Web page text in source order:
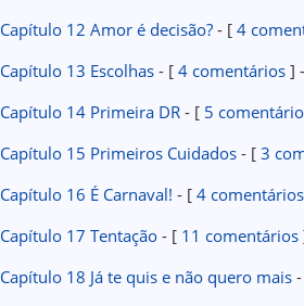
Capítulo 12 Amor é decisão?- [4
Capítulo 13 Escolhas- [4 comentários ]
Capítulo 14 Primeira DR - [ 5
Capítulo 15 Primeiros Cuidados- [3
Capítulo 16 É Carnaval!- [4 comentários
Capítulo 17 Tentação- [ 11 comentários
Capítulo 18 Já te quis e não quero mais